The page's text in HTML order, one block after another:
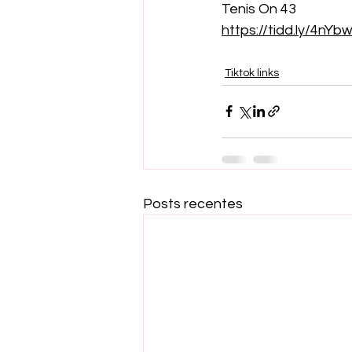
Tenis On 43
https://tidd.ly/
Tiktok links
Posts recentes